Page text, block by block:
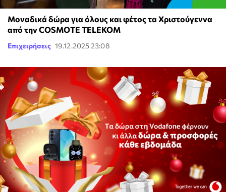
Μοναδικά δώρα για όλους και φέτος τα Χριστούγεννα
από την COSMOTE TELEKOM
Επιχειρήσεις 19.12.2025 23:08